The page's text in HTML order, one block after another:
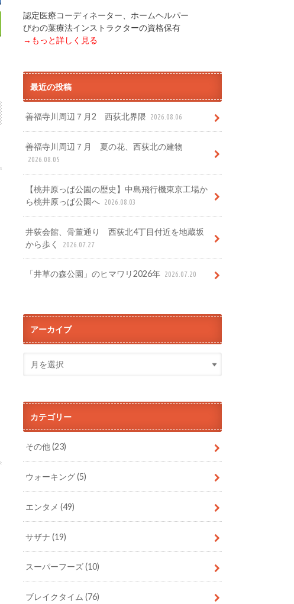
認定医療コーディネーター、ホームヘルパー
びわの葉療法インストラクターの資格保有
→もっと詳しく見る
最近の投稿
善福寺川周辺７月2 西荻北界隈 2026.08.06
善福寺川周辺７月 夏の花、西荻北の建物
2026.08.05
【桃井原っぱ公園の歴史】中島飛行機東京工場か
ら桃井原っぱ公園へ 2026.08.03
井荻会館、骨董通り 西荻北4丁目付近を地蔵坂
から歩く
2026.07.27
「井草の森公園」のヒマワリ2026年 2026.07.20
アーカイブ
カテゴリー
その他(23)
ウォーキング(5)
エンタメ(49)
サザナ(19)
スーパーフーズ(10)
ブレイクタイム(76)